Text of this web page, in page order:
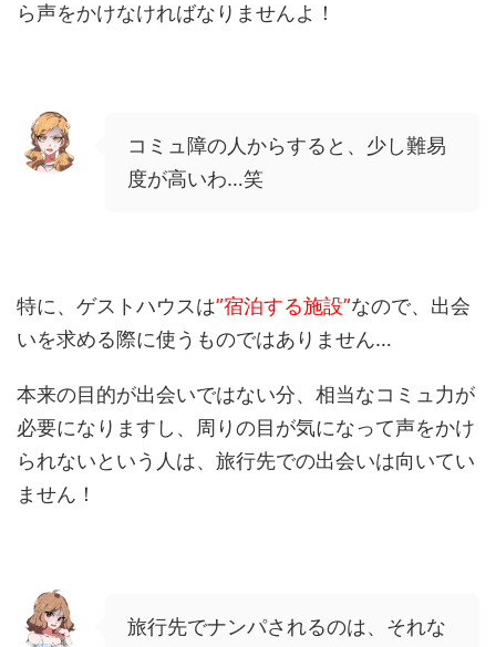
ら声をかけなければなりませんよ！
コミュ障の人からすると、少し難易
度が高いわ…笑
特に、ゲストハウスは”宿泊する施設”なので、出会
いを求める際に使うものではありません…
本来の目的が出会いではない分、相当なコミュ力が
必要になりますし、周りの目が気になって声をかけ
られないという人は、旅行先での出会いは向いてい
ません！
旅行先でナンパされるのは、それな